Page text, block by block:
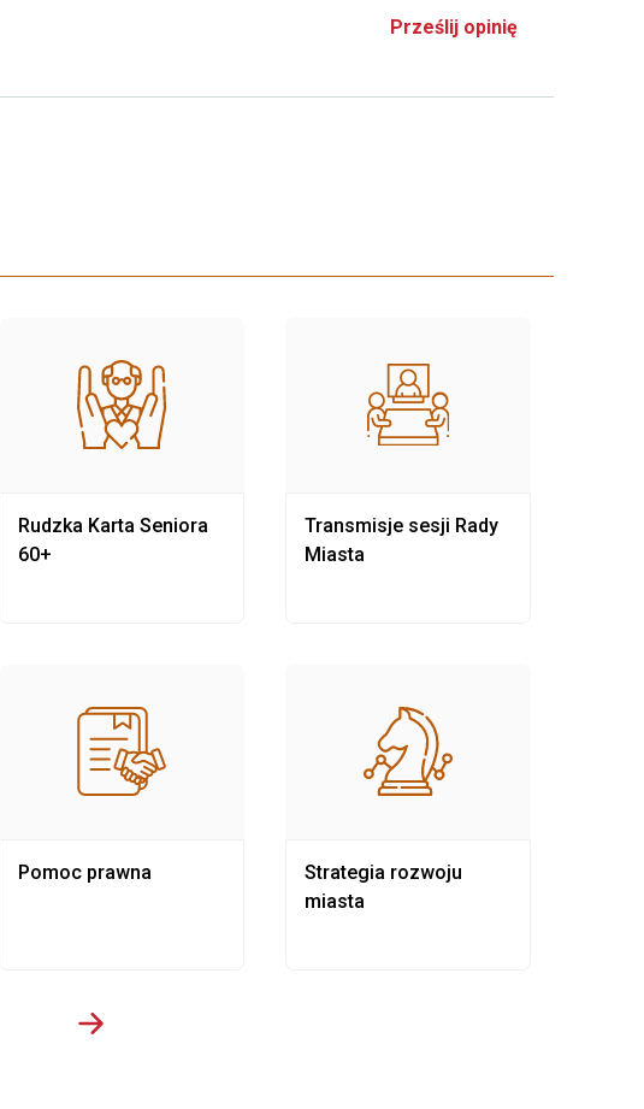
Prześlij opinię
Rudzka Karta Seniora
60+
Pomoc prawna
Transmisje sesji Rady
Miasta
Strategia rozwoju
miasta